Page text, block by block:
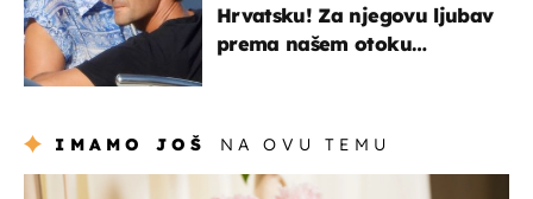
Hrvatsku! Za njegovu ljubav
prema našem otoku
IMAMO JOŠ NA OVU TEMU
moda & ljepota